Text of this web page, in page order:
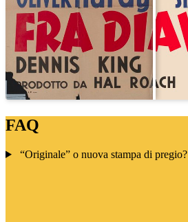
FAQ
“Originale” o nuova stampa di pregio?